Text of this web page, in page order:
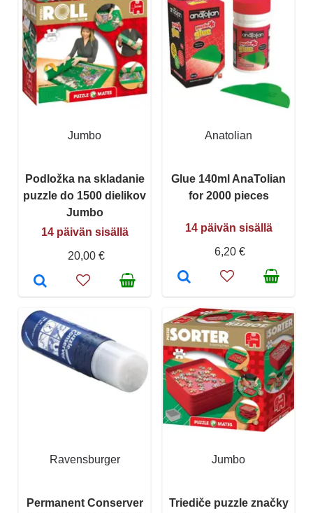
Jumbo
Podložka na skladanie
puzzle do 1500 dielikov
Jumbo
14 päivän sisällä
20,00 €
Anatolian
Glue 140ml AnaTolian
for 2000 pieces
14 päivän sisällä
6,20 €
Ravensburger
Permanent Conserver
Jumbo
Triediče puzzle značky